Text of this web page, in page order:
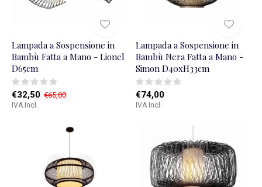
Lampada a Sospensione in
Bambù Fatta a Mano - Lionel
D65cm
€32,50 €65,00
IVA Incl.
Lampada a Sospensione in
Bambù Nera Fatta a Mano -
Simon D40xH33cm
€74,00
IVA Incl.